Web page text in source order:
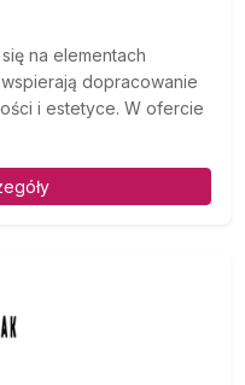
na elementach
dopracowanie
i estetyce. W ofercie